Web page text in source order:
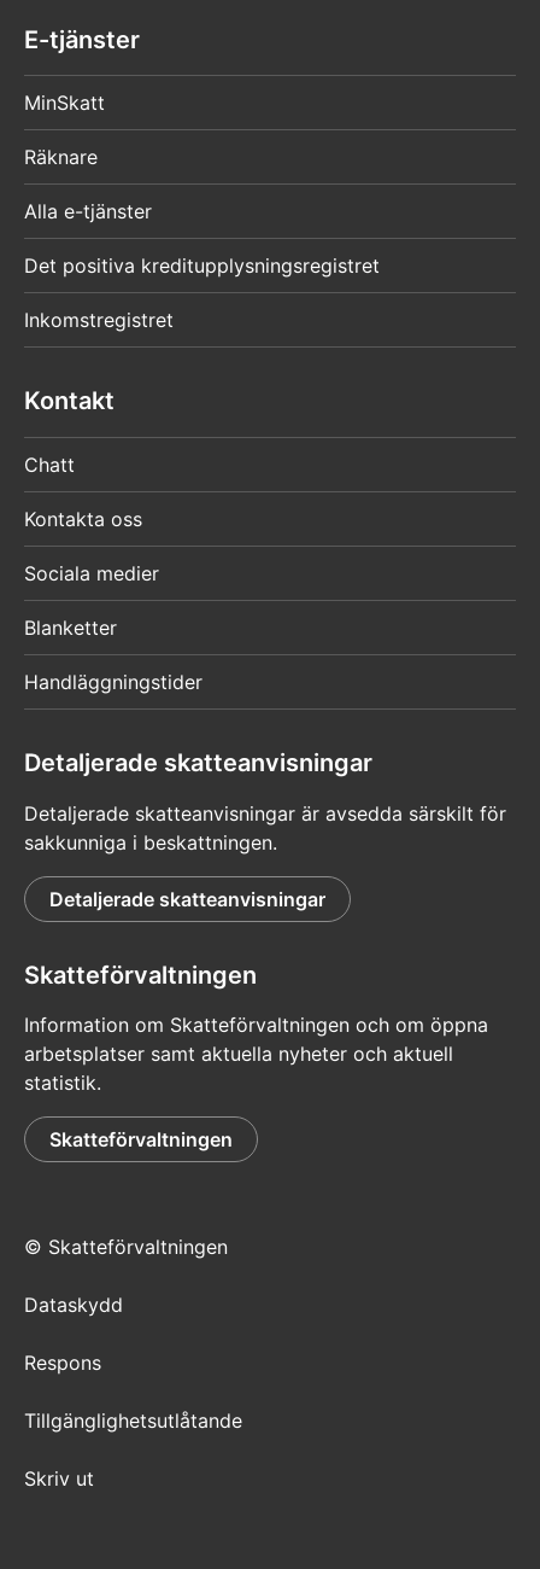
E-tjänster
MinSkatt
Räknare
Alla e-tjänster
Det positiva kreditupplysningsregistret
Inkomstregistret
Kontakt
Chatt
Kontakta oss
Sociala medier
Blanketter
Handläggningstider
Detaljerade skatteanvisningar
Detaljerade skatteanvisningar är avsedda särskilt för
sakkunniga i beskattningen.
Detaljerade skatteanvisningar
Skatteförvaltningen
Information om Skatteförvaltningen och om öppna
arbetsplatser samt aktuella nyheter och aktuell
statistik.
Skatteförvaltningen
© Skatteförvaltningen
Dataskydd
Respons
Tillgänglighetsutlåtande
Skriv ut